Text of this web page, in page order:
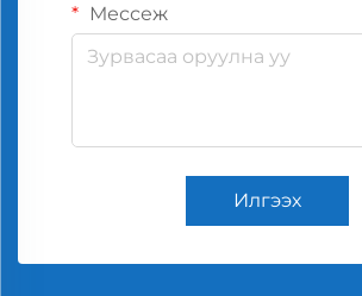
Мессеж
Илгээх